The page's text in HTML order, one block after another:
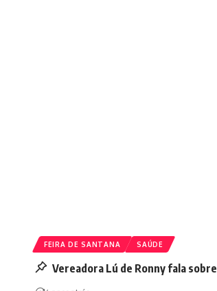
FEIRA DE SANTANA SAÚDE
Vereadora Lú de Ronny fala